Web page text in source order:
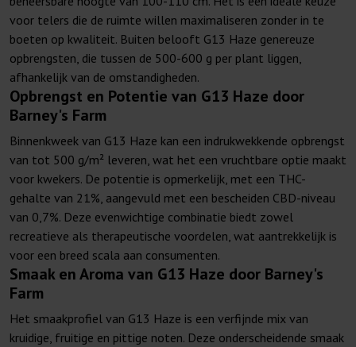
voor telers die de ruimte willen maximaliseren zonder in te
boeten op kwaliteit. Buiten belooft G13 Haze genereuze
opbrengsten, die tussen de 500-600 g per plant liggen,
afhankelijk van de omstandigheden.
Opbrengst en Potentie van G13 Haze door
Barney's Farm
Binnenkweek van G13 Haze kan een indrukwekkende opbrengst
van tot 500 g/m² leveren, wat het een vruchtbare optie maakt
voor kwekers. De potentie is opmerkelijk, met een THC-
gehalte van 21%, aangevuld met een bescheiden CBD-niveau
van 0,7%. Deze evenwichtige combinatie biedt zowel
recreatieve als therapeutische voordelen, wat aantrekkelijk is
voor een breed scala aan consumenten.
Smaak en Aroma van G13 Haze door Barney's
Farm
Het smaakprofiel van G13 Haze is een verfijnde mix van
kruidige, fruitige en pittige noten. Deze onderscheidende smaak